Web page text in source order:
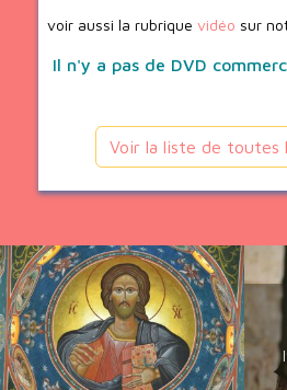
voir aussi la rubrique vidéo sur
Il n'y a pas de DVD
Voir la liste de toutes